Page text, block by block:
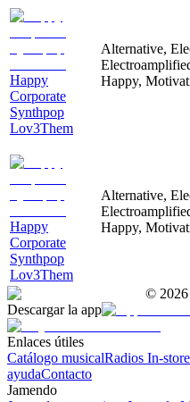
Happy
Corporate
Synthpop
Lov3Them
Alternative,
Happy,
Happy
Corporate
Synthpop
Lov3Them
Alternative,
Happy,
© 2026
Descargar la app
Enlaces útiles
Catálogo musicalRadios In-store
ayudaContacto
Jamendo